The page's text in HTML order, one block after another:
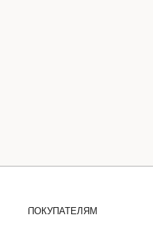
ПОКУПАТЕЛЯМ